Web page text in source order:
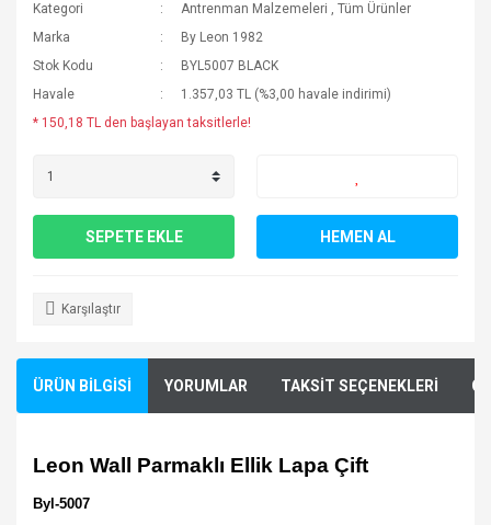
Kategori Antrenman Malzemeleri ,Tüm Ürünler
Marka
By Leon 1982
Stok Kodu
BYL5007 BLACK
Havale
1.357,03 TL (%3,00 havale indirimi)
* 150,18 TL den başlayan taksitlerle!
SEPETE EKLE HEMEN AL
Karşılaştır
ÜRÜN BİLGİSİ YORUMLAR TAKSİT SEÇENEKLERİ
Leon Wall Parmaklı Ellik Lapa Çift
Byl-5007